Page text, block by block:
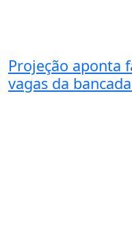
Projeção aponta
vagas da